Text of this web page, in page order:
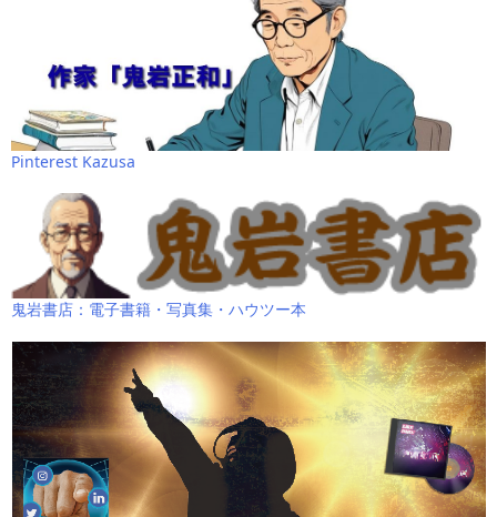
Pinterest Kazusa
鬼岩書店：電子書籍・写真集・ハウツー本